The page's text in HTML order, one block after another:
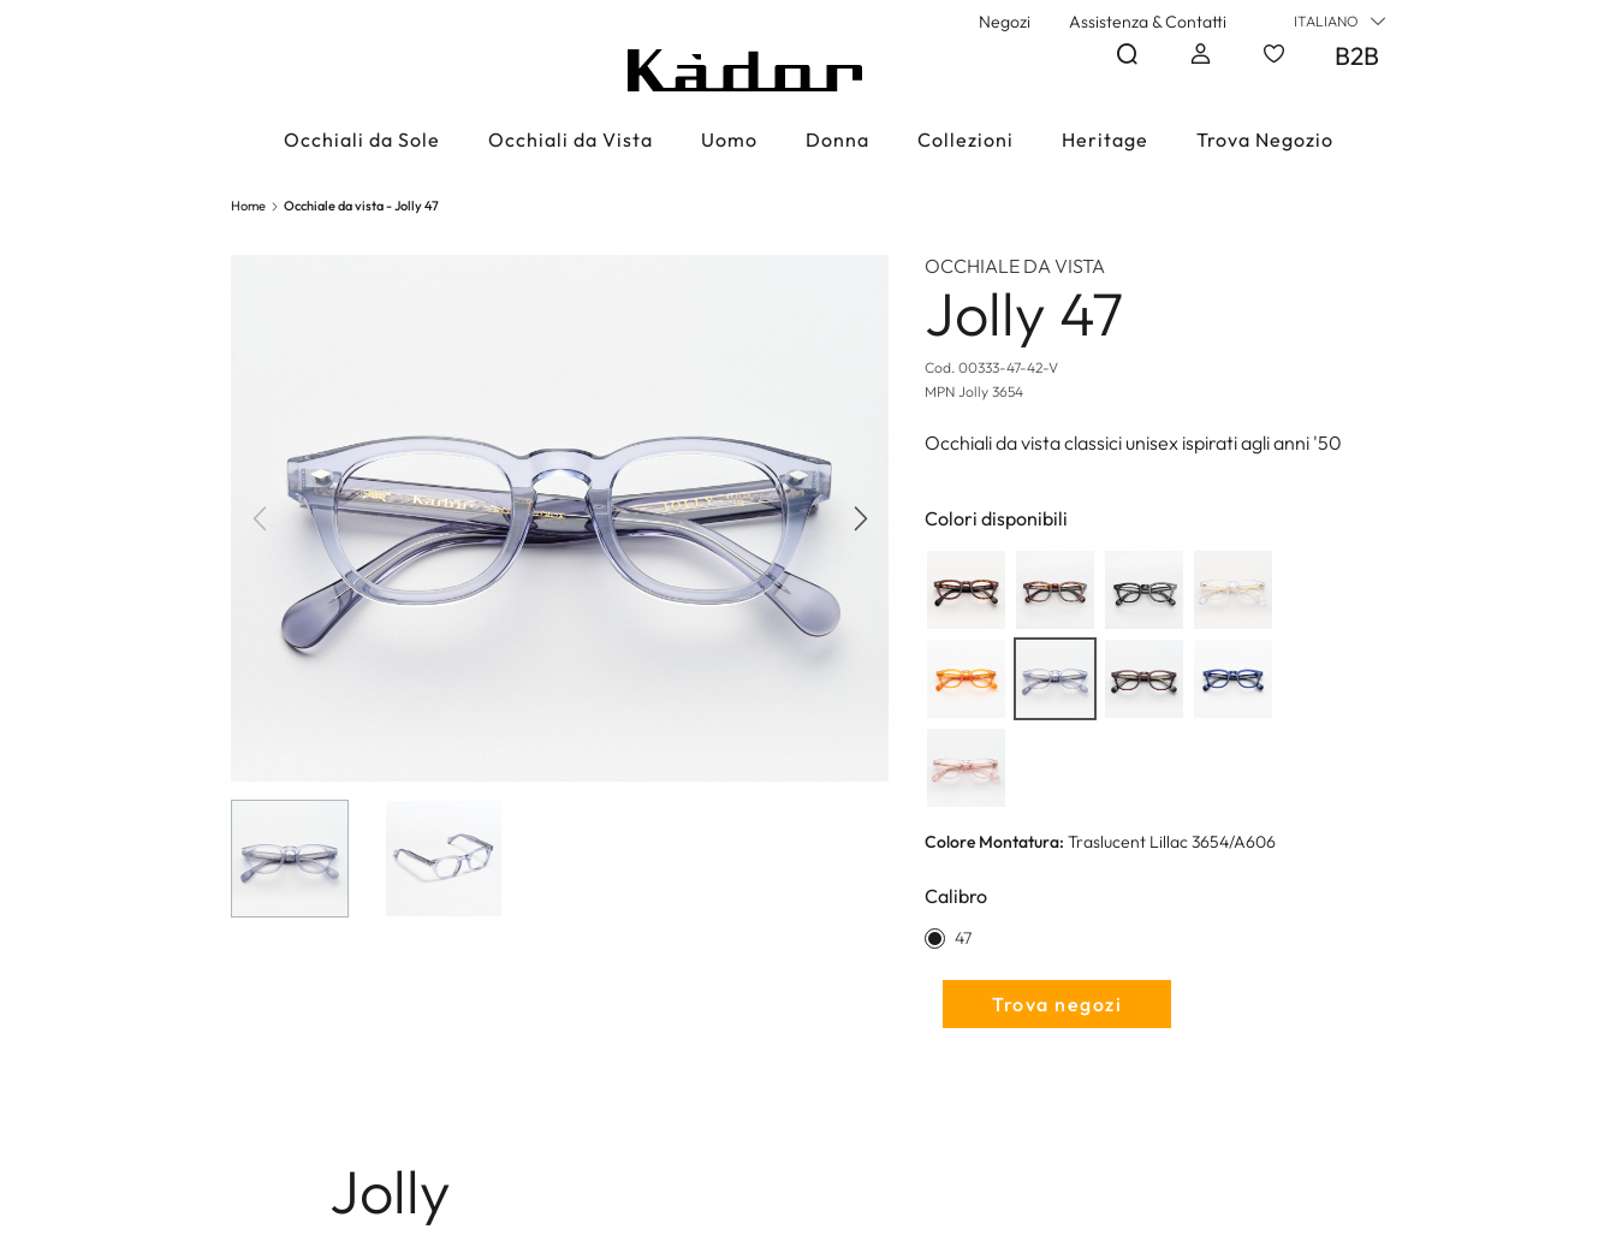
Negozi Assistenza & Contatti ITALIANO
B2B
Occhiali da Sole Occhiali da Vista Uomo Donna Collezioni Heritage Trova Negozio
Home Occhiale da vista - Jolly 47
Precedente Successivo
OCCHIALE DA VISTA
Jolly 47
Cod.00333-47-42-V
MPNJolly 3654
Occhiali da vista classici unisex ispirati agli anni '50
Colori disponibili
Colore Montatura: Traslucent Lillac 3654/A606
Calibro
47
Trova negozi
Jolly